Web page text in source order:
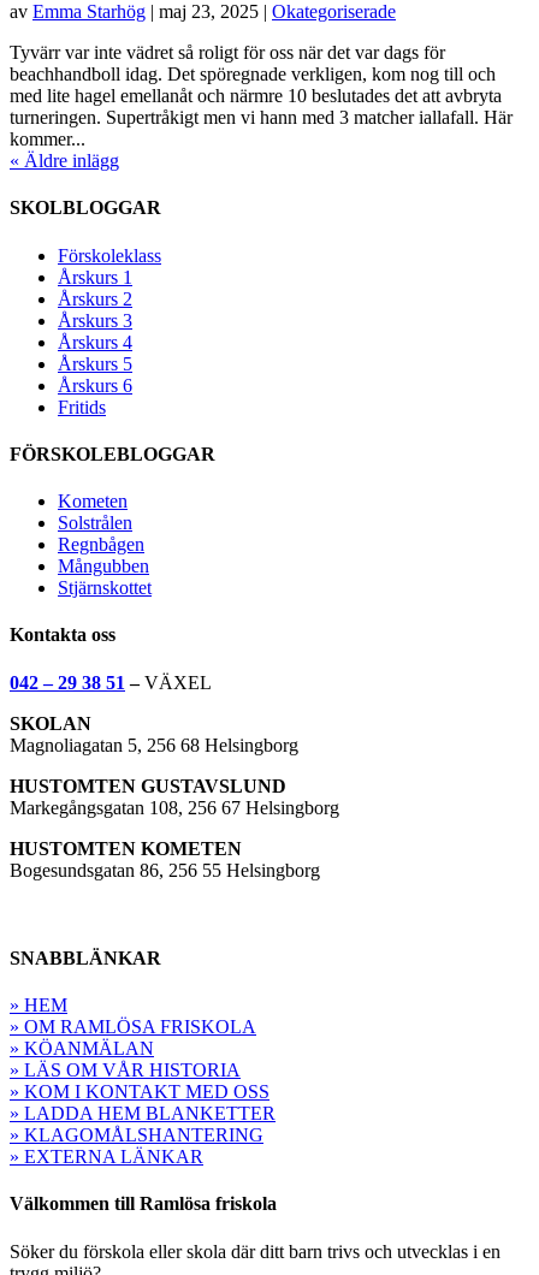
av Emma Starhög | maj 23, 2025 | Okategoriserade
Tyvärr var inte vädret så roligt för oss när det var dags för
beachhandboll idag. Det spöregnade verkligen, kom nog till och
med lite hagel emellanåt och närmre 10 beslutades det att avbryta
turneringen. Supertråkigt men vi hann med 3 matcher iallafall. Här
kommer...
« Äldre inlägg
SKOLBLOGGAR
Förskoleklass
Årskurs 1
Årskurs 2
Årskurs 3
Årskurs 4
Årskurs 5
Årskurs 6
Fritids
FÖRSKOLEBLOGGAR
Kometen
Solstrålen
Regnbågen
Mångubben
Stjärnskottet
Kontakta oss
042 – 29 38 51 –VÄXEL
SKOLAN
Magnoliagatan 5, 256 68 Helsingborg
HUSTOMTEN GUSTAVSLUND
Markegångsgatan 108, 256 67 Helsingborg
HUSTOMTEN KOMETEN
Bogesundsgatan 86, 256 55 Helsingborg
SNABBLÄNKAR
» HEM
» OM RAMLÖSA FRISKOLA
» KÖANMÄLAN
» LÄS OM VÅR HISTORIA
» KOM I KONTAKT MED OSS
» LADDA HEM BLANKETTER
» KLAGOMÅLSHANTERING
» EXTERNA LÄNKAR
Välkommen till Ramlösa friskola
Söker du förskola eller skola där ditt barn trivs och utvecklas i en